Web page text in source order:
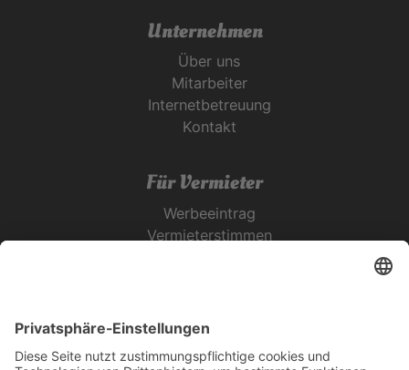
Unternehmen
Über uns
Mitarbeiter
Internetbetreuung
Kontakt
Für Vermieter
Werbeeintrag
Vermieterstimmen
Urlaubsservice
Bücher, Karten & CD's